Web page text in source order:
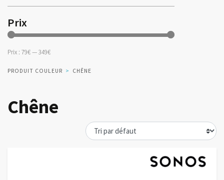
Prix
Prix : 79€—349€
PRODUIT COULEUR > CHÊNE
Chêne